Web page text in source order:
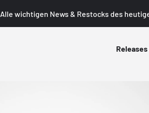
Alle wichtigen News & Restocks des
Releases